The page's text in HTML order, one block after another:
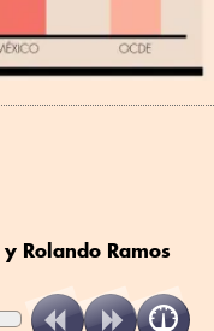
y Rolando Ramos